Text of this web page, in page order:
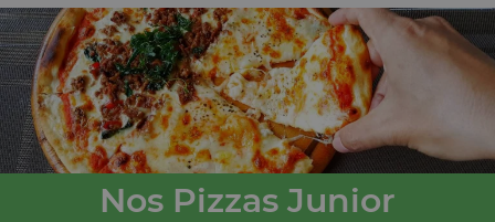
Nos Pizzas Junior